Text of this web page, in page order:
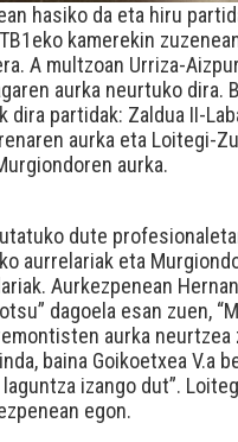
hasiko da eta hiru
kamerekin
A multzoan Urriza-
aurka neurtuko dira. B
dira partidak: Zaldua II-
aurka eta Loitegi-
aurka.
dute
aurrelariak eta
Aurkezpenean
dagoela esan zuen,
aurka neurtzea
baina Goikoetxea V.a
izango dut”.
egon.